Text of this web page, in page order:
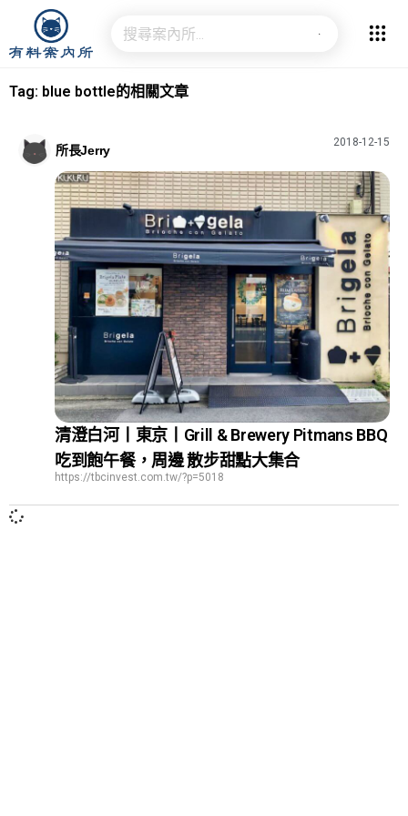
Tag: blue bottle的相關文章
所長Jerry
2018-12-15
清澄白河丨東京丨Grill & Brewery Pitmans BBQ
吃到飽午餐，周邊 散步甜點大集合
https://tbcinvest.com.tw/?p=5018